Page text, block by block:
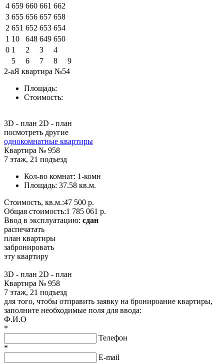
4 659 660 661 662
3 655 656 657 658
2 651 652 653 654
1 10 648 649 650
0 1 2 3
4
5
6 7 8
9
2-аЯ квартира №54
Площадь:
Стоимость:
3D - план 2D - план
посмотреть другие
однокомнатные квартиры
Квартира № 958
7 этаж, 21 подъезд
Кол-во комнат: 1-комн
Площадь: 37.58 кв.м.
Стоимость, кв.м.:47 500 р.
Общая стоимость:1 785 061 р.
Ввод в эксплуатацию: сдан
распечатать
план квартиры
забронировать
эту квартиру
3D - план 2D - план
Квартира № 958
7 этаж, 21 подъезд
для того, чтобы отправить заявку на бронироание квартиры,
заполните необходимые поля для ввода:
Ф.И.О
*
Телефон
*
E-mail